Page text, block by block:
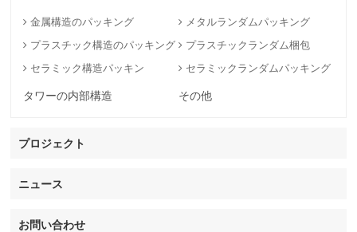
金属構造のパッキング
プラスチック構造のパッキング
セラミック構造パッキン
メタルランダムパッキング
プラスチックランダム梱包
セラミックランダムパッキング
タワーの内部構造 その他
プロジェクト
ニュース
お問い合わせ